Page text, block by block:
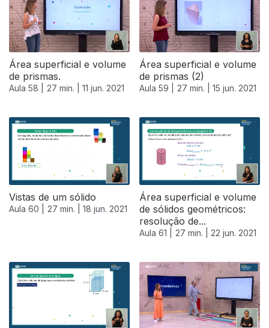
Área superficial e volume
de prismas.
Aula 58 | 27 min. | 11 jun. 2021
Área superficial e volume
de prismas (2)
Aula 59 | 27 min. | 15 jun. 2021
Vistas de um sólido
Aula 60 | 27 min. | 18 jun. 2021
Área superficial e volume
de sólidos geométricos:
resolução de...
Aula 61 | 27 min. | 22 jun. 2021